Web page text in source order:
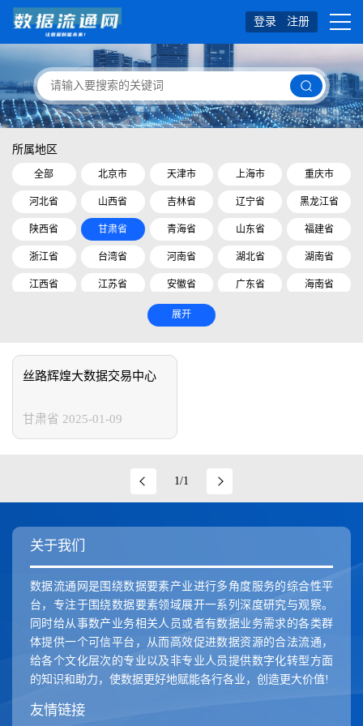
登录 注册
所属地区
全部 北京市 天津市 上海市 重庆市
河北省 山西省 吉林省 辽宁省 黑龙江省
陕西省 甘肃省 青海省 山东省 福建省
浙江省 台湾省 河南省 湖北省 湖南省
江西省 江苏省 安徽省 广东省 海南省
云南省
展开
丝路辉煌大数据交易中心
甘肃省 2025-01-09
1/1
关于我们
数据流通网是围绕数据要素产业进行多角度服务的综合性平
台，专注于围绕数据要素领域展开一系列深度研究与观察。
同时给从事数产业务相关人员或者有数据业务需求的各类群
体提供一个可信平台，从而高效促进数据资源的合法流通，
给各个文化层次的专业以及非专业人员提供数字化转型方面
的知识和助力，使数据更好地赋能各行各业，创造更大价值!
友情链接